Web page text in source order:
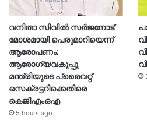
വനിതാ സിവിൽ സർജനോട്
മോശമായി പെരുമാറിയെന്ന്
ആരോപണം;
ആരോഗ്യവകുപ്പു
മന്ത്രിയുടെ പ്രൈവറ്റ്
സെക്രട്ടറിക്കെതിരെ
കെജിഎംഒഎ
5 hours ago